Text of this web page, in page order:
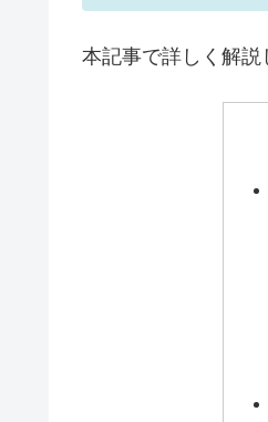
本記事で詳しく解説